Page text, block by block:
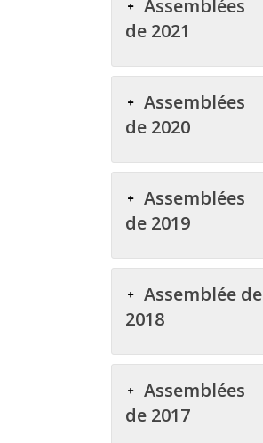
Assemblées
de 2021
Assemblées
de 2020
Assemblées
de 2019
Assemblée de
2018
Assemblées
de 2017